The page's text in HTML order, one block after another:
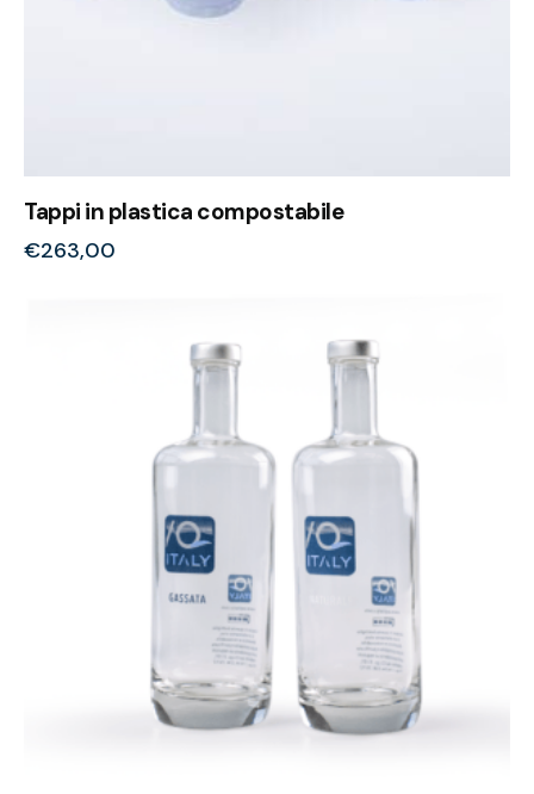
Tappi in plastica compostabile
€263,00